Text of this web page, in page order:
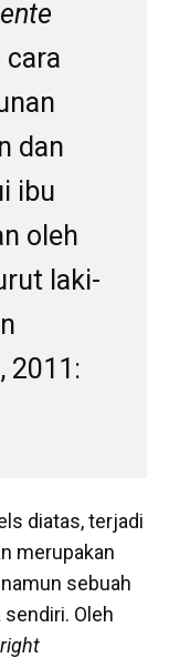
cara
dan
ibu
oleh
laki-
2011:
diatas, terjadi
merupakan
sebuah
Oleh